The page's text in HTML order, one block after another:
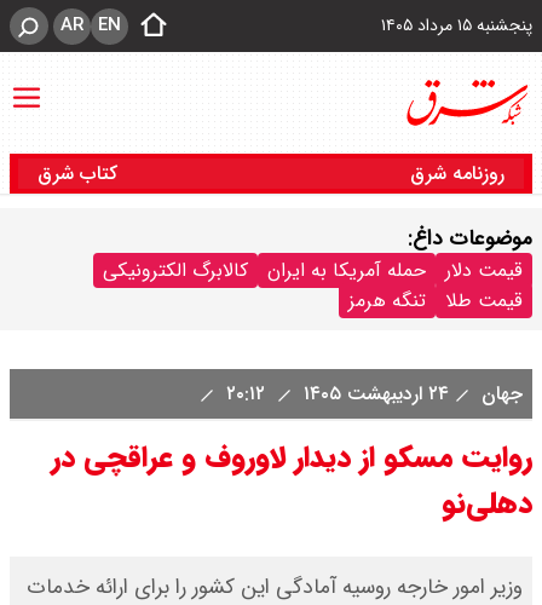
پنجشنبه ۱۵ مرداد ۱۴۰۵ EN
AR
روزنامه شرق کتاب شرق
موضوعات داغ:
قیمت دلار حمله آمریکا به ایران
کالابرگ الکترونیکی
قیمت طلا
تنگه هرمز
جهان ۲۴ اردیبهشت ۱۴۰۵
روایت مسکو از دیدار لاوروف و عراقچی در
دهلی‌نو
وزیر امور خارجه روسیه آمادگی این کشور را برای ارائه خدمات